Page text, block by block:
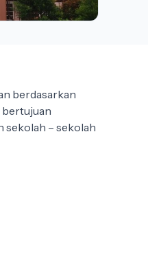
berdasarkan
bertujuan
sekolah – sekolah